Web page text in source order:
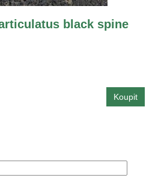
black spine